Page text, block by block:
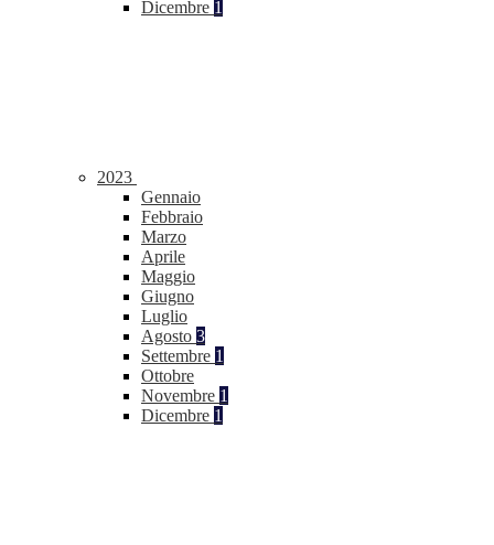
Dicembre 1
2023
Gennaio
Febbraio
Marzo
Aprile
Maggio
Giugno
Luglio
Agosto 3
Settembre 1
Ottobre
Novembre 1
Dicembre 1